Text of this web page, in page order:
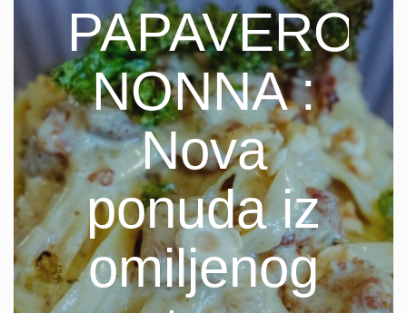
PAPAVERO’S
NONNA :
Nova
ponuda iz
omiljenog